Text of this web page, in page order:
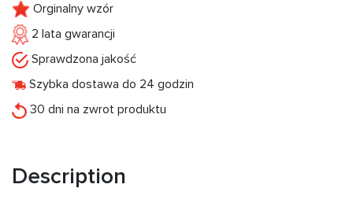
Orginalny wzór
2 lata gwarancji
Sprawdzona jakość
Szybka dostawa do 24 godzin
30 dni na zwrot produktu
Description